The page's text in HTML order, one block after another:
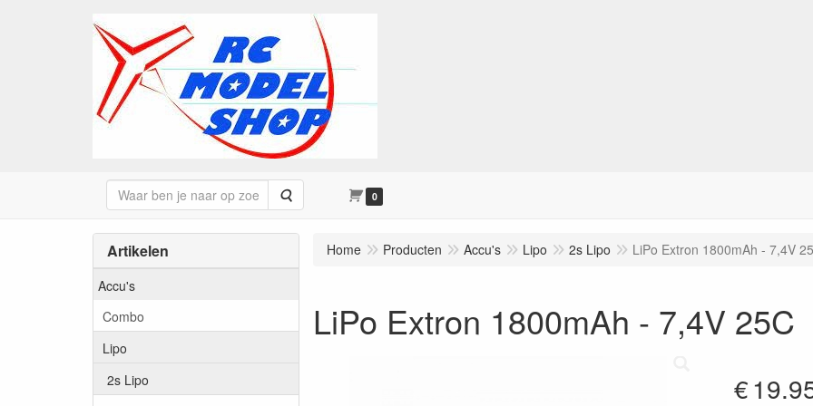
Zoeken 0
Artikelen
Accu's
Combo
Lipo
2s Lipo
Home Producten Accu's Lipo 2s Lipo LiPo Extron 1800mAh - 7,4V
LiPo Extron 1800mAh - 7,4V 25C
€